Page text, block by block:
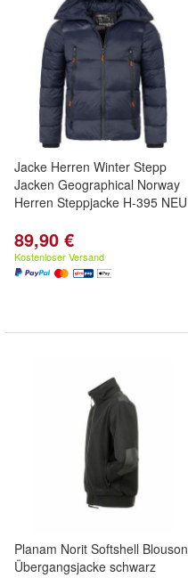
Jacke Herren Winter Stepp
Jacken Geographical Norway
Herren Steppjacke H-395 NEU
89,90 €
Kostenloser Versand
Planam Norit Softshell Blouson
Übergangsjacke schwarz